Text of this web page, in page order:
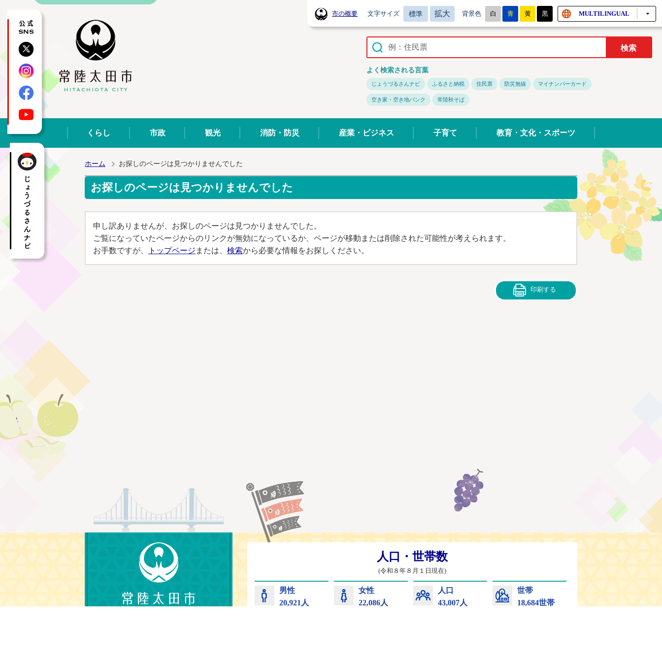
常陸太田市ホームページ
市の概要 文字サイズ 標準 拡大 背景色 白 青 黄 黒 MULTILINGUAL
よく検索される言葉
じょうづるさんナビ ふるさと納税 住民票 防災無線 マイナンバーカード
空き家・空き地バンク 常陸秋そば
公式SNS
X
Instagram
Facebook
YouTube くらし 市政 観光 消防・防災 産業・ビジネス 子育て 教育・文化・スポーツ
ホーム お探しのページは見つかりませんでした
お探しのページは見つかりませんでした
申し訳ありませんが、お探しのページは見つかりませんでした。
ご覧になっていたページからのリンクが無効になっているか、ページが移動または削除された可能性が考えられます。
お手数ですが、
トップページ または、 検索から必要な情報をお探しください。
印刷する